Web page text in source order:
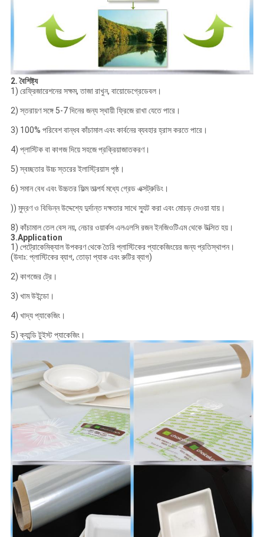
2. বৈশিষ্ট্য
1) রেফ্রিজারেশনের সক্ষম, তাজা রাখুন, বায়োডেগ্রেডেবল।
2) স্তরায়ণ সঙ্গে 5-7 দিনের জন্য স্থায়ী ফ্রিজে রাখা যেতে পারে।
3) 100% পরিবেশ বান্ধব কাঁচামাল এবং কার্বনের ব্যবহার হ্রাস করতে পারে।
4) প্লাস্টিক বা কাগজ দিয়ে সহজে প্রক্রিয়াজাতকরণ।
5) স্বচ্ছতার উচ্চ স্তরের ইলাস্ট্রিয়াস পৃষ্ঠ।
6) সমান বেধ এবং উচ্চতর ফিল্ম তাত্পর্য মধ্যে গ্রেড এক্সট্রুডিং।
)) মুদ্রণ ও বিভিন্ন উদ্দেশ্যে দুর্দান্ত দক্ষতার সাথে স্যুট করা এবং মোচড় দেওয়া যায়।
8) কাঁচামাল তেল বেস নয়, নেচার ওয়ার্কস এলএলসি রজন ইনজিওটিএম থেকে উত্সিত হয়।
3.Application
1) পেট্রোকেমিক্যাল উপকরণ থেকে তৈরি প্লাস্টিকের প্যাকেজিংয়ের জন্য প্রতিস্থাপন।
(উদাঃ: প্লাস্টিকের ব্যাগ, তোড়া প্যাক এবং রুটির ব্যাগ)
2) কাগজের ট্রে।
3) খাম উইন্ডো।
4) খাদ্য প্যাকেজিং।
5) ক্যান্ডি টুইস্ট প্যাকেজিং।